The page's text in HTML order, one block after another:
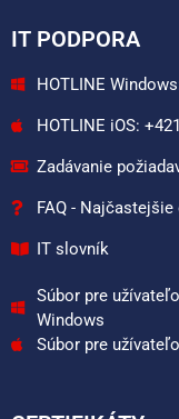
IT PODPORA
HOTLINE
HOTLINE iOS:
Zadávanie
FAQ -
IT slovník
Súbor pre
Windows
Súbor pre